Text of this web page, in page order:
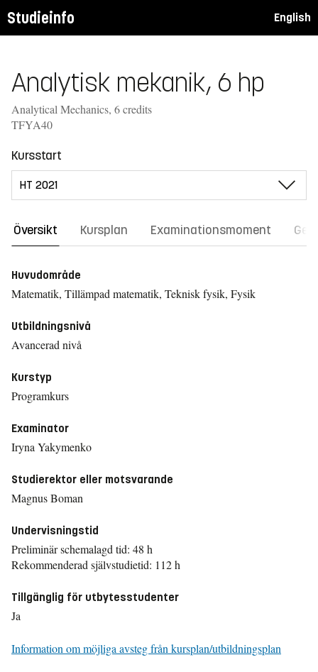
Studieinfo English
Analytisk mekanik, 6 hp
Analytical Mechanics, 6 credits
TFYA40
Kursstart
Översikt Kursplan Examinationsmoment
Huvudområde
Matematik, Tillämpad matematik, Teknisk fysik, Fysik
Utbildningsnivå
Avancerad nivå
Kurstyp
Programkurs
Examinator
Iryna Yakymenko
Studierektor eller motsvarande
Magnus Boman
Undervisningstid
Preliminär schemalagd tid: 48 h
Rekommenderad självstudietid: 112 h
Tillgänglig för utbytesstudenter
Ja
Information om möjliga avsteg från kursplan/utbildningsplan